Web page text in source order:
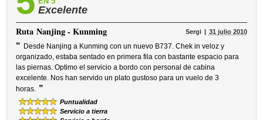
Excelente
RutaNanjing - Kunming Sergi 31 julio 2010
“ Desde Nanjing a Kunming con un nuevo B737. Chek in veloz y
organizado, estaba sentado en primera fila con bastante espacio para
las piernas. Optimo el servicio a bordo con personal de cabina
excelente. Nos han servido un plato gustoso para un vuelo de 3
horas. ”
Puntualidad
Servicio a tierra